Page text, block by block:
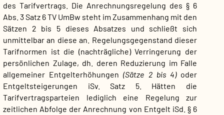
des Tarifvertrags. Die Anrechnungsregelung des § 6
Abs. 3 Satz 6 TV UmBw steht im Zusammenhang mit den
Sätzen 2 bis 5 dieses Absatzes und schließt sich
unmittelbar an diese an. Regelungsgegenstand dieser
Tarifnormen ist die (nachträgliche) Verringerung der
persönlichen Zulage, dh. deren Reduzierung im Falle
allgemeiner Entgelterhöhungen (Sätze 2 bis 4)oder
Entgeltsteigerungen iSv. Satz 5. Hätten die
Tarifvertragsparteien lediglich eine Regelung zur
zeitlichen Abfolge der Anrechnung von Entgelt iSd. § 6